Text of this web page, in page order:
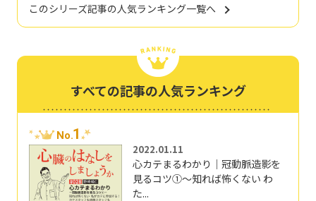
このシリーズ記事の人気ランキング一覧へ
すべての記事の人気ランキング
No.1
2022.01.11
心カテまるわかり｜冠動脈造影を
見るコツ①～知れば怖くない わ
た...